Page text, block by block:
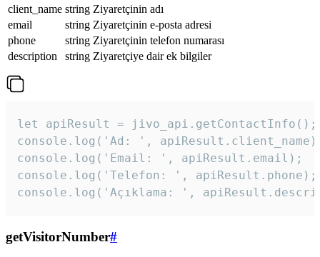
client_name string Ziyaretçinin adı
email
string Ziyaretçinin e-posta adresi
phone
string Ziyaretçinin telefon numarası
description
string Ziyaretçiye dair ek bilgiler
let apiResult = jivo_api.getContactInfo();
console.log('Ad: ',
console.log('Email: ', apiResult.email);
console.log('Telefon: ', apiResult.phone);
console.log('Açıklama: ',
getVisitorNumber#